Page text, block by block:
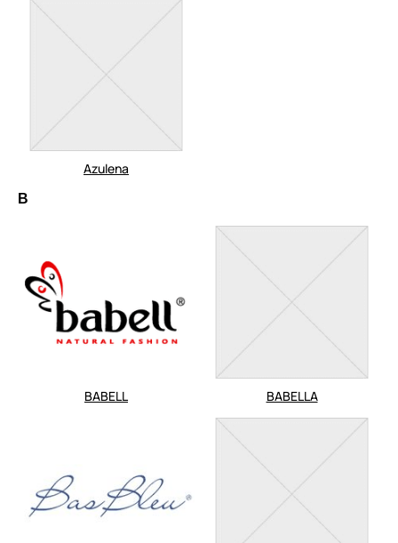
Azulena
B
BABELL BABELLA